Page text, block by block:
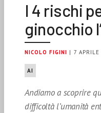
I 4 rischi
ginocchio
NICOLO FIGINI | 7
AI
Andiamo a scoprire
difficoltà l’umanità